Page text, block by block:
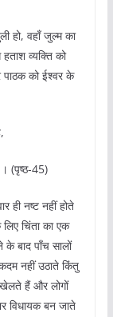
हो, वहाँ जुल्म का
व्यक्ति को
पाठक को ईश्वर के
(पृष्ठ-45)
ही नष्ट नहीं होते
चिंता का एक
के बाद पाँच सालों
नहीं उठाते किंतु
खेलते हैं और लोगों
विधायक बन जाते